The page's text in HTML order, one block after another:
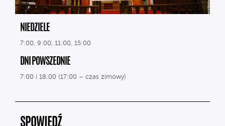
NIEDZIELE
7:00, 9:00, 11:00, 15:00
DNI POWSZEDNIE
7:00 i 18:00 (17:00 – czas zimowy)
SPOWIEDŹ